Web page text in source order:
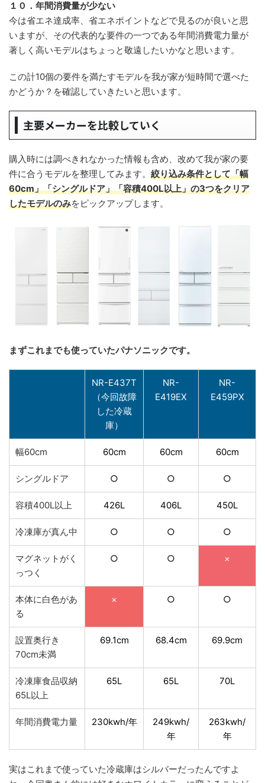
１０．年間消費量が少ない
今は省エネ達成率、省エネポイントなどで見るのが良いと思
いますが、その代表的な要件の一つである年間消費電力量が
著しく高いモデルはちょっと敬遠したいかなと思います。
この計10個の要件を満たすモデルを我が家が短時間で選べた
かどうか？を確認していきたいと思います。
主要メーカーを比較していく
購入時には調べきれなかった情報も含め、改めて我が家の要
件に合うモデルを整理してみます。 絞り込み条件として「幅
60cm」「シングルドア」「容積400L以上」の3つをクリア
したモデルのみをピックアップします。
まずこれまでも使っていたパナソニックです。
NR-E437T
（今回故障
した冷蔵
庫）
NR-
E419EX
NR-
E459PX
幅60cm 60cm 60cm 60cm
シングルドア ○ ○ ○
容積400L以上 426L 406L 450L
冷凍庫が真ん中 ○ ○ ○
マグネットがく
っつく
○ ○ ×
本体に白色があ
る
× ○ ○
設置奥行き
70cm未満
69.1cm 68.4cm 69.9cm
冷凍庫食品収納
65L以上
65L 65L 70L
年間消費電力量 230kwh/年
249kwh/
年
263kwh/
年
実はこれまで使っていた冷蔵庫はシルバーだったんですよ